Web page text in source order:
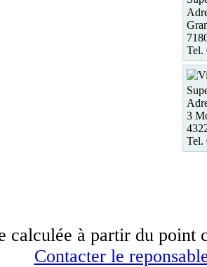
Tel.
3
Tel.
calculée à partir du point
Contacter le